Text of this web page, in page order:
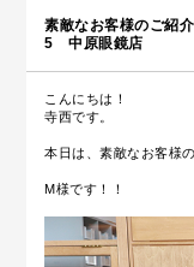
素敵なお客様のご紹
5 中原眼鏡店
こんにちは！
寺西です。
本日は、素敵なお客様
M様です！！